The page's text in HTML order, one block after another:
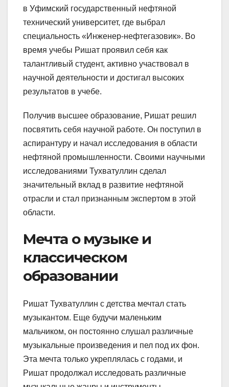
в Уфимский государственный нефтяной
технический университет, где выбрал
специальность «Инженер-нефтегазовик». Во
время учебы Ришат проявил себя как
талантливый студент, активно участвовал в
научной деятельности и достигал высоких
результатов в учебе.
Получив высшее образование, Ришат решил
посвятить себя научной работе. Он поступил в
аспирантуру и начал исследования в области
нефтяной промышленности. Своими научными
исследованиями Тухватуллин сделал
значительный вклад в развитие нефтяной
отрасли и стал признанным экспертом в этой
области.
Мечта о музыке и
классическом
образовании
Ришат Тухватуллин с детства мечтал стать
музыкантом. Еще будучи маленьким
мальчиком, он постоянно слушал различные
музыкальные произведения и пел под их фон.
Эта мечта только укреплялась с годами, и
Ришат продолжал исследовать различные